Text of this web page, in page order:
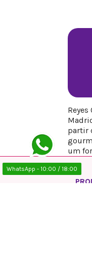
partir
um
WhatsApp - 10:00 / 18:00